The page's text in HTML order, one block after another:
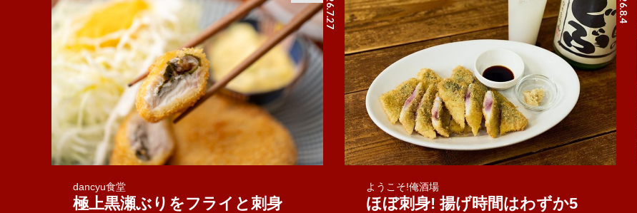
dancyu食堂
極上黒瀬ぶりをフライと刺身
ようこそ!俺酒場
ほぼ刺身! 揚げ時間はわずか5